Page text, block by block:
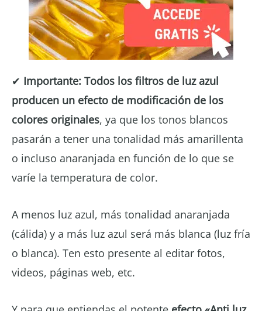
✔ Importante: Todos los filtros de luz azul
producen un efecto de modificación de los
colores originales, ya que los tonos blancos
pasarán a tener una tonalidad más amarillenta
o incluso anaranjada en función de lo que se
varíe la temperatura de color.
A menos luz azul, más tonalidad anaranjada
(cálida) y a más luz azul será más blanca (luz fría
o blanca). Ten esto presente al editar fotos,
videos, páginas web, etc.